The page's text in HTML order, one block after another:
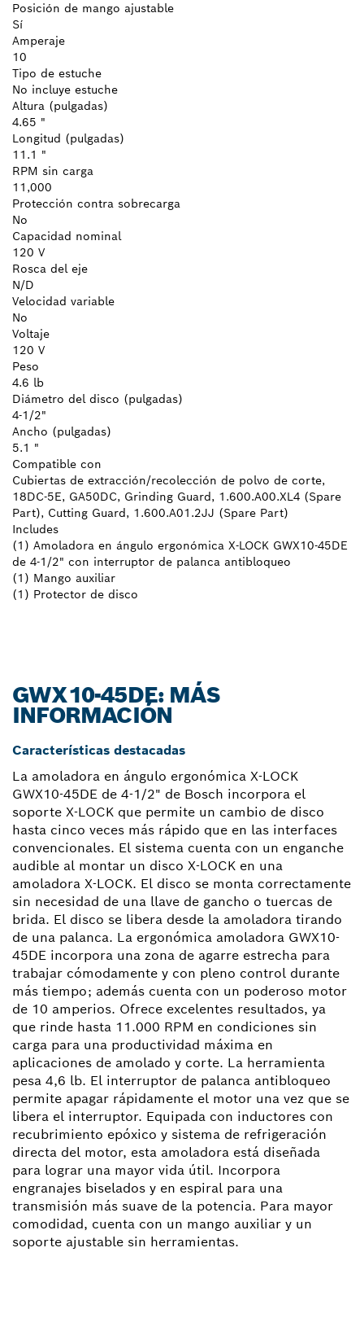
Posición de mango ajustable
Sí
Amperaje
10
Tipo de estuche
No incluye estuche
Altura (pulgadas)
4.65 "
Longitud (pulgadas)
11.1 "
RPM sin carga
11,000
Protección contra sobrecarga
No
Capacidad nominal
120 V
Rosca del eje
N/D
Velocidad variable
No
Voltaje
120 V
Peso
4.6 lb
Diámetro del disco (pulgadas)
4-1/2"
Ancho (pulgadas)
5.1 "
Compatible con
Cubiertas de extracción/recolección de polvo de corte,
18DC-5E, GA50DC, Grinding Guard, 1.600.A00.XL4 (Spare
Part), Cutting Guard, 1.600.A01.2JJ (Spare Part)
Includes
(1) Amoladora en ángulo ergonómica X-LOCK GWX10-45DE
de 4-1/2" con interruptor de palanca antibloqueo
(1) Mango auxiliar
(1) Protector de disco
GWX10-45DE: MÁS
INFORMACIÓN
Características destacadas
La amoladora en ángulo ergonómica X-LOCK
GWX10-45DE de 4-1/2" de Bosch incorpora el
soporte X-LOCK que permite un cambio de disco
hasta cinco veces más rápido que en las interfaces
convencionales. El sistema cuenta con un enganche
audible al montar un disco X-LOCK en una
amoladora X-LOCK. El disco se monta correctamente
sin necesidad de una llave de gancho o tuercas de
brida. El disco se libera desde la amoladora tirando
de una palanca. La ergonómica amoladora GWX10-
45DE incorpora una zona de agarre estrecha para
trabajar cómodamente y con pleno control durante
más tiempo; además cuenta con un poderoso motor
de 10 amperios. Ofrece excelentes resultados, ya
que rinde hasta 11.000 RPM en condiciones sin
carga para una productividad máxima en
aplicaciones de amolado y corte. La herramienta
pesa 4,6 lb. El interruptor de palanca antibloqueo
permite apagar rápidamente el motor una vez que se
libera el interruptor. Equipada con inductores con
recubrimiento epóxico y sistema de refrigeración
directa del motor, esta amoladora está diseñada
para lograr una mayor vida útil. Incorpora
engranajes biselados y en espiral para una
transmisión más suave de la potencia. Para mayor
comodidad, cuenta con un mango auxiliar y un
soporte ajustable sin herramientas.